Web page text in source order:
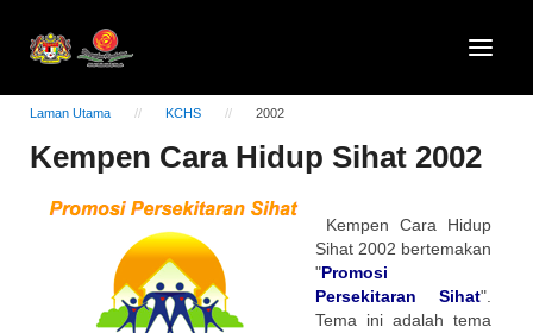
Laman Utama KCHS 2002
Kempen Cara Hidup Sihat 2002
Kempen Cara Hidup
Sihat 2002 bertemakan
"Promosi
Persekitaran Sihat".
Tema ini adalah tema